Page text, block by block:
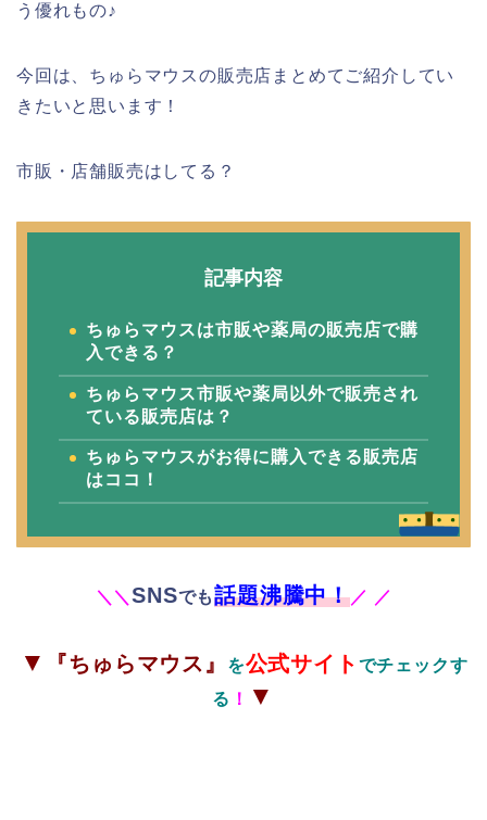
う優れもの♪
今回は、ちゅらマウスの販売店まとめてご紹介してい
きたいと思います！
市販・店舗販売はしてる？
記事内容
ちゅらマウスは市販や薬局の販売店で購
入できる？
ちゅらマウス市販や薬局以外で販売され
ている販売店は？
ちゅらマウスがお得に購入できる販売店
はココ！
＼ ＼SNSでも話題沸騰中！／ ／
▼ 『ちゅらマウス』 を公式サイト でチェックす
る ！ ▼